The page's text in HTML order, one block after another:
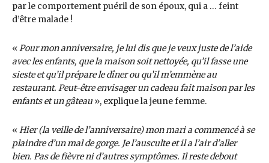
par le comportement puéril de son époux, qui a … feint
d’être malade !
«Pour mon anniversaire, je lui dis que je veux juste de l’aide
avec les enfants, que la maison soit nettoyée, qu’il fasse une
sieste et qu’il prépare le dîner ou qu’il m’emmène au
restaurant. Peut-être envisager un cadeau fait maison par les
enfants et un gâteau», explique la jeune femme.
«Hier (la veille de l’anniversaire) mon mari a commencé à se
plaindre d’un mal de gorge. Je l’ausculte et il a l’air d’aller
bien. Pas de fièvre ni d’autres symptômes. Il reste debout